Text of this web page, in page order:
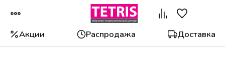
Акции Распродажа Доставка